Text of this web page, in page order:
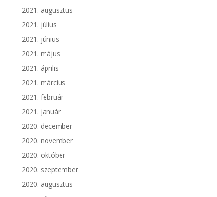
2021. augusztus
2021. július
2021. június
2021. május
2021. április
2021. március
2021. február
2021. január
2020. december
2020. november
2020. október
2020. szeptember
2020. augusztus